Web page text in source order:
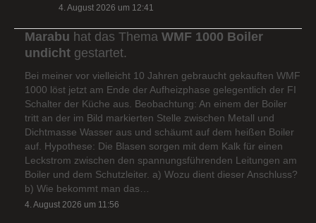
4. August 2026 um 12:41
Marabu hat das Thema WMF 1000 Boiler
undicht gestartet.
Bei meiner vor vielleicht 10 Jahren gebraucht gekauften WMF
1000 löst jetzt am Ende der Aufheizphase gelegentlich der FI
Schalter der Küche aus. Beobachtung: An einem der Boiler
tritt an der im Bild markierten Stelle zwischen Metall und
Dichtmasse Wasser aus und schäumt auf dem heißen Boiler
auf. Hypothese: Die Blasen sorgen mit dem Kalk für einen
Leckstrom zwischen den spannungsführenden Leitungen am
Boiler und dem Schutzleiter. a) Wozu dient dieser Anschluss?
b) Wie bekommt man das…
4. August 2026 um 11:56